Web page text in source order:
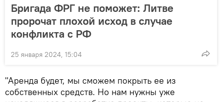
Бригада ФРГ не поможет: Литве
пророчат плохой исход в случае
конфликта с РФ
25 января 2024, 15:04
"Аренда будет, мы сможем покрыть ее из
собственных средств. Но нам нужны уже